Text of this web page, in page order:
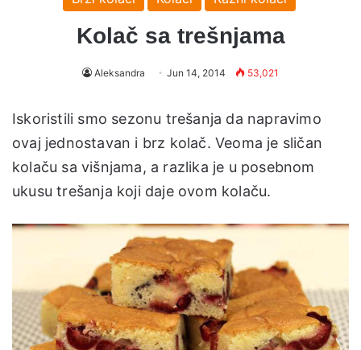
Kolač sa trešnjama
Aleksandra Jun 14, 2014 53,021
Iskoristili smo sezonu trešanja da napravimo
ovaj jednostavan i brz kolač. Veoma je sličan
kolaču sa višnjama, a razlika je u posebnom
ukusu trešanja koji daje ovom kolaču.